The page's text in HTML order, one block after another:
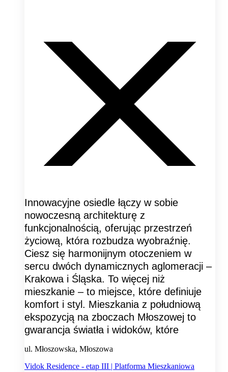
Innowacyjne osiedle łączy w sobie
nowoczesną architekturę z
funkcjonalnością, oferując przestrzeń
życiową, która rozbudza wyobraźnię.
Ciesz się harmonijnym otoczeniem w
sercu dwóch dynamicznych aglomeracji –
Krakowa i Śląska. To więcej niż
mieszkanie – to miejsce, które definiuje
komfort i styl. Mieszkania z południową
ekspozycją na zboczach Młoszowej to
gwarancja światła i widoków, które
ul. Młoszowska, Młoszowa
Vidok Residence - etap III | Platforma Mieszkaniowa